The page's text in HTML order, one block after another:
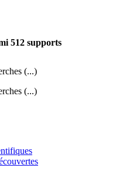
512 supports
(...)
(...)